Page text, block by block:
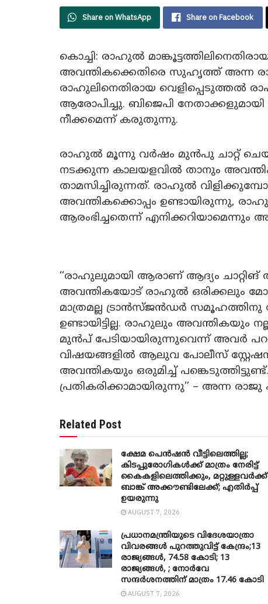
Share on WhatsApp Share on Facebook
കൊച്ചി: രാഹുൽ
അവന്തികക്കെതിരെ സുഹൃത്ത് അന്ന
രാഹുലിനെതിരായ വെളിപ്പെടുത്തൽ
ആരോപിച്ചു. ബിജെപി
നീക്കമെന്ന് കരുതുന്നു.
രാഹുൽ മൂന്നു വർഷം മുൻപു ചാറ്റ്
നടക്കുന്ന കാലയളവിൽ താനും
താമസിച്ചിരുന്നത്. രാഹുൽ
അവന്തികക്കൊപ്പം ഉണ്ടായിരുന്നു,
ആരംഭിച്ചതെന്ന് എനിക്കറിയാമെന്നും
‘‘രാഹുലുമായി ആരാണ് ആദ്യം ചാറ്റിങ്
അവന്തികയോട് രാഹുൽ ഒരിക്കലും
മാത്രമല്ല ട്രാൻസ്ജൻഡർ സമൂഹത്തിനു
ഉണ്ടായിട്ടില്ല. രാഹുലും
മുൻപ് പേടിയായിരുന്നുവെന്ന് അവർ
വിഷയങ്ങളിൽ ആലുവ പോലീസ്
അവന്തികയും ഒരുമിച്ച്
പ്രതികരിക്കാമായിരുന്നു’’ – അന്ന
Related Post
ക്ഷേമ പെൻഷൻ വീട്ടിലെത്തില്ല;
കിടപ്പുരോഗികൾക്ക് മാത്രം നേരിട്ട്
കൈകളിലെത്തിക്കും, മറ്റുള്ളവർക്ക്
ബാങ്ക് അക്കൗണ്ടിലേക്ക്; എതിർപ്പ്
ഉയരുന്നു
AUGUST 7, 2026
പ്രധാനമന്ത്രിയുടെ വിദേശയാത്രാ
വിവരങ്ങൾ പുറത്തുവിട്ട് കേന്ദ്രം;13
രാജ്യങ്ങൾ, 74.58 കോടി; 13
രാജ്യങ്ങൾ, ; നോർവേ
സന്ദർശനത്തിന് മാത്രം 17.46 കോടി
AUGUST 7, 2026